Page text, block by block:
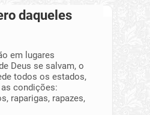
daqueles
em lugares
Deus se salvam, o
todos os estados,
condições:
raparigas, rapazes,